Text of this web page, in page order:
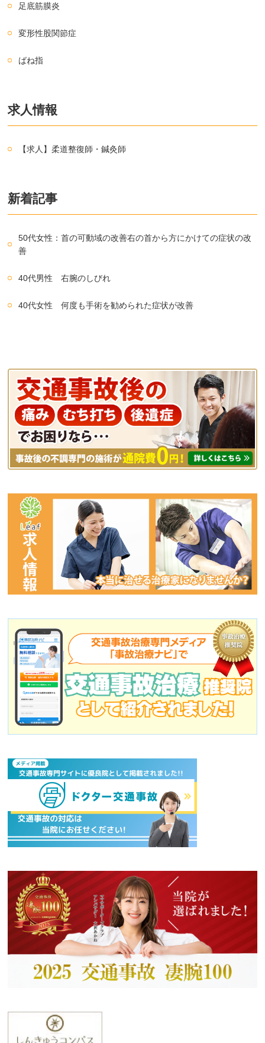
足底筋膜炎
変形性股関節症
ばね指
求人情報
【求人】柔道整復師・鍼灸師
新着記事
50代女性：首の可動域の改善右の首から方にかけての症状の改
善
40代男性 右腕のしびれ
40代女性 何度も手術を勧められた症状が改善